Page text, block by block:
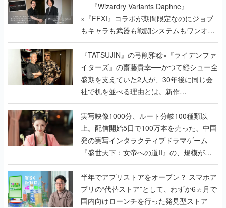
──『Wizardry Variants Daphne』
×『FFXI』コラボが期間限定なのにジョブ
もキャラも武器も戦闘システムもワンオフ
で作り込まれた理由を両ディレクターに聞
く
『TATSUJIN』の弓削雅稔×『ライデンファ
イターズ』の齋藤貴幸──かつて縦シュー全
盛期を支えていた2人が、30年後に同じ会
社で机を並べる理由とは。新作
『TATSUJIN EXTREME』で初タッグを組
んだレジェンド2人に訊く開発秘話
実写映像1000分、ルート分岐100種類以
上。配信開始5日で100万本を売った、中国
発の実写インタラクティブドラマゲーム
『盛世天下：女帝への道II』の、規模が違
うこだわりをプロデューサーに聞いた
半年でアプリストアをオープン？ スマホア
プリの“代替ストア”として、わずか6ヵ月で
国内向けローンチを行った発見型ストア